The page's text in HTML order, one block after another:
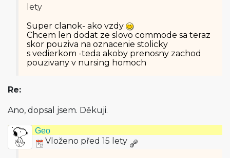
lety
Super clanok- ako vzdy
Chcem len dodat ze slovo commode sa teraz
skor pouziva na oznacenie stolicky
s vedierkom -teda akoby prenosny zachod
pouzivany v nursing homoch
Re:
Ano, dopsal jsem. Děkuji.
Geo
Vloženo před 15 lety